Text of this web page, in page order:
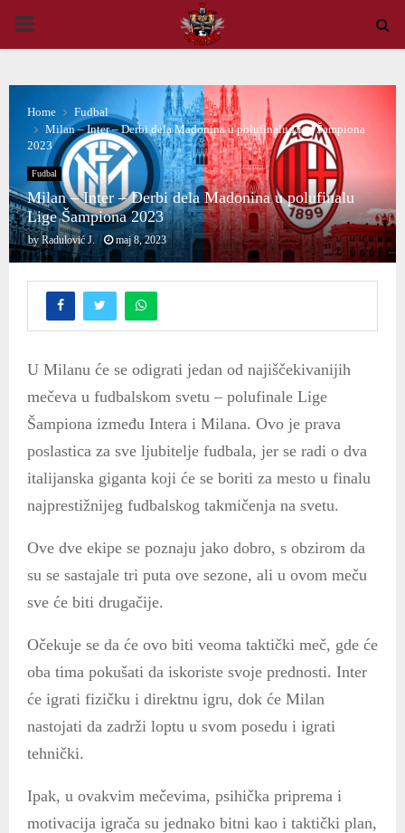
PRIMARY
Home
Fudbal
Milan – Inter – Derbi dela Madonina u polufinalu Lige Šampiona
2023
Fudbal
Milan – Inter – Derbi dela Madonina u polufinalu
Lige Šampiona 2023
byRadulović J. maj 8, 2023
U Milanu će se odigrati jedan od najiščekivanijih
mečeva u fudbalskom svetu – polufinale Lige
Šampiona između Intera i Milana. Ovo je prava
poslastica za sve ljubitelje fudbala, jer se radi o dva
italijanska giganta koji će se boriti za mesto u finalu
najprestižnijeg fudbalskog takmičenja na svetu.
Ove dve ekipe se poznaju jako dobro, s obzirom da
su se sastajale tri puta ove sezone, ali u ovom meču
sve će biti drugačije.
Očekuje se da će ovo biti veoma taktički meč, gde će
oba tima pokušati da iskoriste svoje prednosti. Inter
će igrati fizičku i direktnu igru, dok će Milan
nastojati da zadrži loptu u svom posedu i igrati
tehnički.
Ipak, u ovakvim mečevima, psihička priprema i
motivacija igrača su jednako bitni kao i taktički plan,